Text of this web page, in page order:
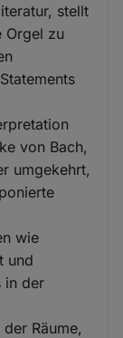
stellt
Orgel zu
von Bach,
umgekehrt,
wie
und
in der
Räume,